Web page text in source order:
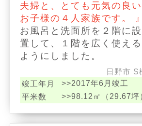
夫婦と、とても元気の良い
お子様の４人家族です。 』
お風呂と洗面所を２階に設
置して、１階を広く使える
ようにしました。
日野市 S
竣工年月
>>2017年6月竣工
平米数
>>98.12㎡（29.67坪